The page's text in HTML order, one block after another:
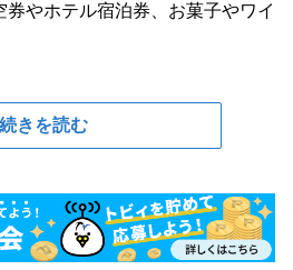
やホテル宿泊券、お菓子やワイ
続きを読む